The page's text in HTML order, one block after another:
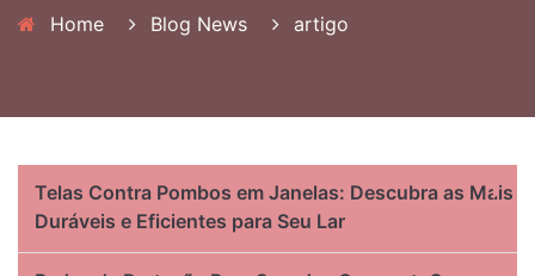
Home Blog News artigo
Telas Contra Pombos em Janelas: Descubra as Mais
Duráveis e Eficientes para Seu Lar